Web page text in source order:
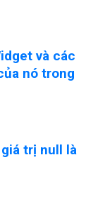
và các
nó trong
trị null là